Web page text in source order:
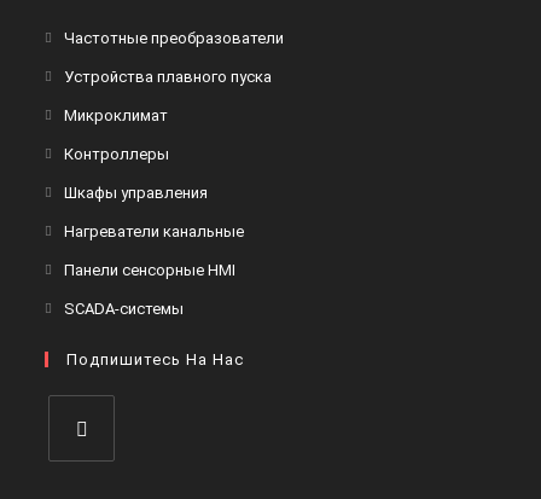
Частотные преобразователи
Устройства плавного пуска
Микроклимат
Контроллеры
Шкафы управления
Нагреватели канальные
Панели сенсорные HMI
SCADA-системы
Подпишитесь На Нас